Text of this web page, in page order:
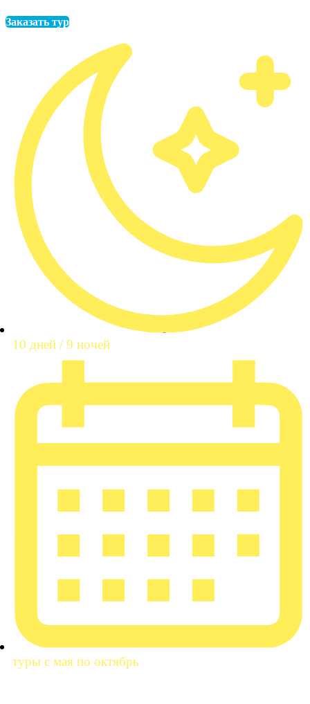
Заказать тур
10 дней / 9 ночей
туры с мая по октябрь